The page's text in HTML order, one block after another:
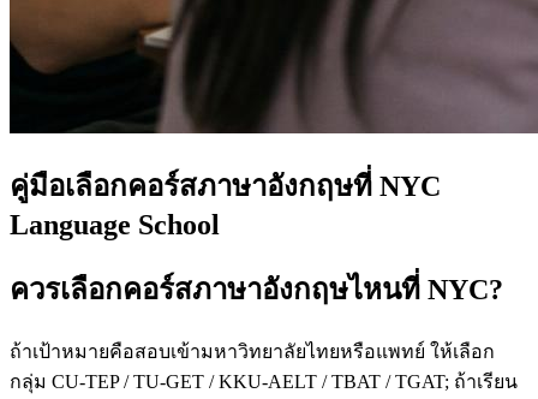
คู่มือเลือกคอร์สภาษาอังกฤษที่ NYC
Language School
ควรเลือกคอร์สภาษาอังกฤษไหนที่ NYC?
ถ้าเป้าหมายคือสอบเข้ามหาวิทยาลัยไทยหรือแพทย์ ให้เลือก
กลุ่ม CU-TEP / TU-GET / KKU-AELT / TBAT / TGAT; ถ้าเรียน